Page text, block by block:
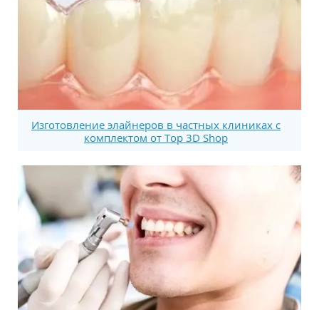
Изготовление элайнеров в частных клиниках с
комплектом от Top 3D Shop